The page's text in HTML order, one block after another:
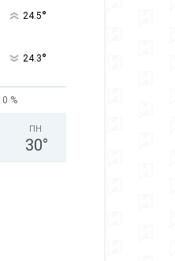
24.5°
24.3°
0 %
ПН
30°